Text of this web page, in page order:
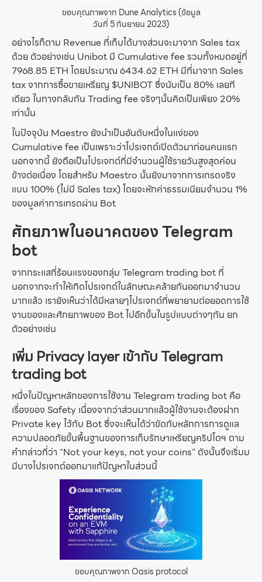
ขอบคุณภาพจาก Dune Analytics (ข้อมูล
วันที่ 5 กันยายน 2023)
อย่างไรก็ตาม Revenue ที่เก็บได้บางส่วนจะมาจาก Sales tax
ด้วย ตัวอย่างเช่น Unibot มี Cumulative fee รวมทั้งหมดอยู่ที่
7968.85 ETH โดยประมาณ 6434.62 ETH มีที่มาจาก Sales
tax จากการซื้อขายเหรียญ $UNIBOT ซึ่งนับเป็น 80% เลยที
เดียว ในทางกลับกัน Trading fee จริงๆนั้นคิดเป็นเพียง 20%
เท่านั้น
ในปัจจุบัน Maestro ยังนำเป็นอันดับหนึ่งในแง่ของ
Cumulative fee เป็นเพราะว่าโปรเจกต์เปิดตัวมาก่อนคนแรก
นอกจากนี้ ยังถือเป็นโปรเจกต์ที่มีจำนวนผู้ใช้รายวันสูงสุดค่อน
ข้างต่อเนื่อง โดยสำหรับ Maestro นั้นยังมาจากการเทรดจริง
แบบ 100% (ไม่มี Sales tax) โดยจะหักค่าธรรมเนียมจำนวน 1%
ของมูลค่าการเทรดผ่าน Bot
ศักยภาพในอนาคตของ Telegram
bot
จากกระแสที่ร้อนแรงของกลุ่ม Telegram trading bot ที่
นอกจากจะทำให้เกิดโปรเจกต์ในลักษณะคล้ายกันออกมาจำนวน
มากแล้ว เรายังเห็นว่าได้มีหลายๆโปรเจกต์ที่พยายามต่อยอดการใช้
งานของและศักยภาพของ Bot ไปอีกขั้นในรูปแบบต่างๆกัน ยก
ตัวอย่างเช่น
เพิ่ม Privacy layer เข้ากับ Telegram
trading bot
หนึ่งในปัญหาหลักของการใช้งาน Telegram trading bot คือ
เรื่องของ Safety เนื่องจากว่าส่วนมากแล้วผู้ใช้งานจะต้องฝาก
Private key ไว้กับ Bot ซึ่งจะเห็นได้ว่าขัดกับหลักการการดูแล
ความปลอดภัยขั้นพื้นฐานของการเก็บรักษาเหรียญคริปโตฯ ตาม
คำกล่าวที่ว่า “Not your keys, not your coins” ดังนั้นจึงเริ่มม
มีบางโปรเจกต์ออกมาแก้ปัญหาในส่วนนี้
ขอบคุณภาพจาก Oasis protocol